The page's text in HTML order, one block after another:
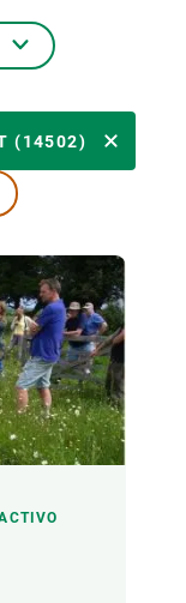
(14502)